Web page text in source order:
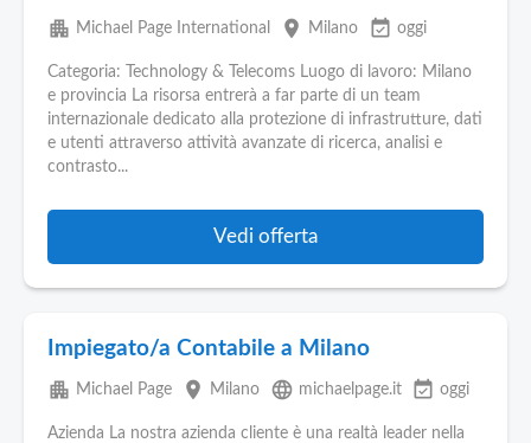
apartment Michael Page International place Milano event_available oggi
Categoria: Technology & Telecoms Luogo di lavoro: Milano
e provincia La risorsa entrerà a far parte di un team
internazionale dedicato alla protezione di infrastrutture, dati
e utenti attraverso attività avanzate di ricerca, analisi e
contrasto...
Vedi offerta
Impiegato/a Contabile a Milano
apartment Michael Page place Milano language michaelpage.it event_available oggi
Azienda La nostra azienda cliente è una realtà leader nella